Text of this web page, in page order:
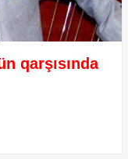
qarşısında